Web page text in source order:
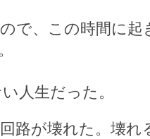
で、この時間に起
人生だった。
路が壊れた。壊れ